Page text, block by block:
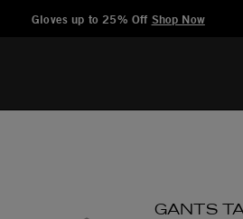
Gloves up to 25% Off Shop Now
GANTS
Added to Manage Wishlist